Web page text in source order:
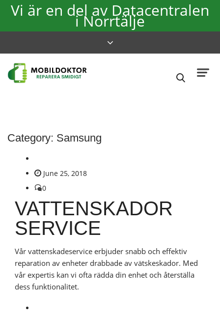
Vi är en del av Datacentralen
i Norrtälje
Category: Samsung
June 25, 2018
0
VATTENSKADOR
SERVICE
Vår vattenskadeservice erbjuder snabb och effektiv
reparation av enheter drabbade av vätskeskador. Med
vår expertis kan vi ofta rädda din enhet och återställa
dess funktionalitet.